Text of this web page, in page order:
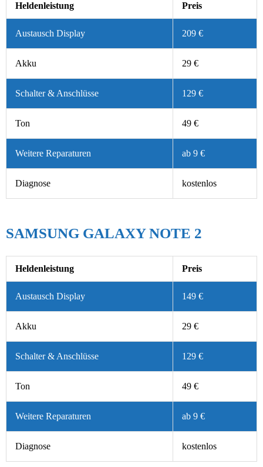
Heldenleistung Preis
Austausch Display 209 €
Akku 29 €
Schalter & Anschlüsse 129 €
Ton 49 €
Weitere Reparaturen ab 9 €
Diagnose kostenlos
SAMSUNG GALAXY NOTE 2
Heldenleistung Preis
Austausch Display 149 €
Akku 29 €
Schalter & Anschlüsse 129 €
Ton 49 €
Weitere Reparaturen ab 9 €
Diagnose kostenlos